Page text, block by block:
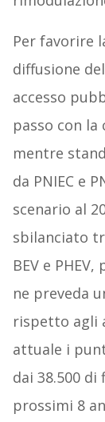
Per favorire
diffusione
accesso
passo con
mentre
da PNIEC e
scenario al
sbilanciato
BEV e
ne preveda
rispetto agli
attuale i
dai 38.500 di
prossimi 8